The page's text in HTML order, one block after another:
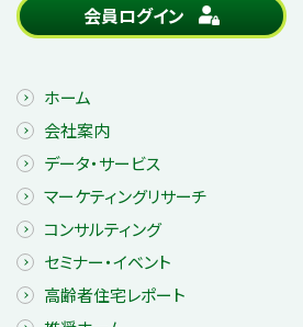
会員ログイン
ホーム
会社案内
データ・サービス
マーケティングリサーチ
コンサルティング
セミナー・イベント
高齢者住宅レポート